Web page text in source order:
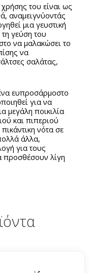
του είναι ως
αναμειγνύοντάς
μια γευστική
γεύση του
να μαλακώσει το
να
σαλάτας,
ευπροσάρμοστο
για να
μεγάλη ποικιλία
και πιπεριού
νότα σε
άλλα,
για τους
προσθέσουν λίγη